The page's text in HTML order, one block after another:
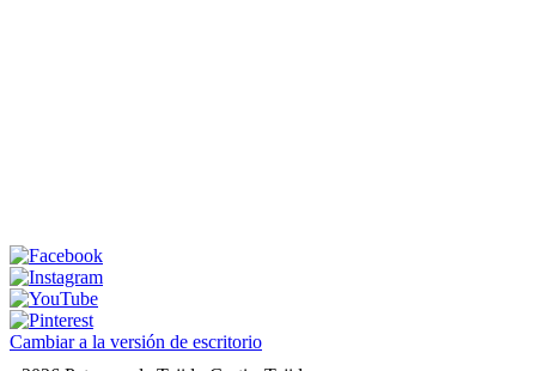
Cambiar a la versión de escritorio